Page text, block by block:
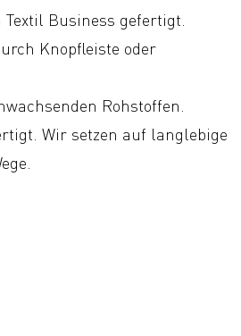
Business gefertigt.
Knopfleiste oder
Rohstoffen.
Wir setzen auf langlebige